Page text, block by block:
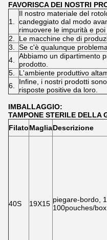
FAVORISCA DEI NOSTRI
1.
Il nostro materiale del
candeggiato dal modo
rimuovere le impurità e
2.
Le macchine che di
3.
Se c'è qualunque
4.
Abbiamo un dipartimento
prodotto.
5.
L'ambiente produttivo
6.
Infine, i nostri prodotti
risposte positive da loro.
IMBALLAGGIO:
TAMPONE STERILE DELLA
FilatoMagliaDescrizione
40S 19X15 piegare-bordo,
100pouches/box